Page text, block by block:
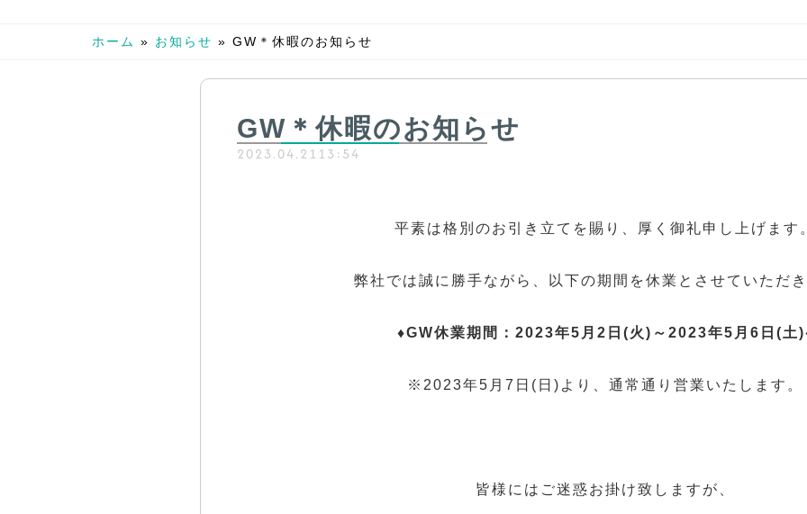
ホーム » お知らせ » GW＊休暇のお知らせ
GW＊休暇のお知らせ
2023.04.21 13:54
平素は格別のお引き立てを賜り、厚く御礼申し上げます
弊社では誠に勝手ながら、以下の期間を休業とさせていただき
♦GW休業期間：2023年5月2日(火)～2023年5月6日(土
※2023年5月7日(日)より、通常通り営業いたします。
皆様にはご迷惑お掛け致しますが、